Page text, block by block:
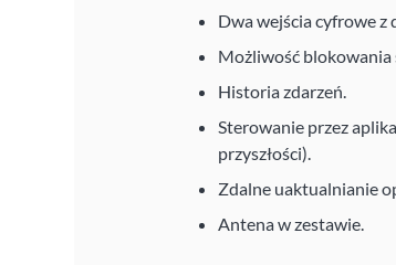
Dwa wejścia cyfrowe z
Możliwość blokowania
Historia zdarzeń.
Sterowanie przez
przyszłości).
Zdalne uaktualnianie
Antena w zestawie.